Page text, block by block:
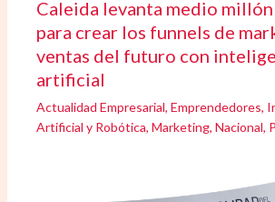
Caleida levanta medio
para crear los funnels de
ventas del futuro con
artificial
Actualidad Empresarial,Emprendedores,
Artificial y Robótica,Marketing,Nacional,